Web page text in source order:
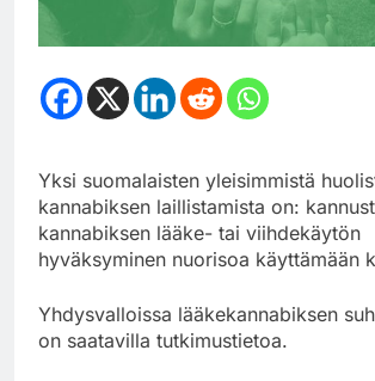
Yksi suomalaisten yleisimmistä
kannabiksen laillistamista on:
kannabiksen lääke- tai viihdekäytön
hyväksyminen nuorisoa käyttämään
Yhdysvalloissa lääkekannabiksen
on saatavilla tutkimustietoa.